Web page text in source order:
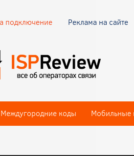
подключение Реклама на сайте
Междугородние коды Мобильные